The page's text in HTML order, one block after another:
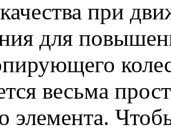
при
для
весьма
элемента.